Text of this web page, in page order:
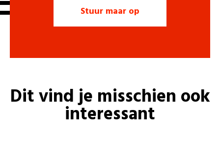
Dit vind je misschien ook
interessant